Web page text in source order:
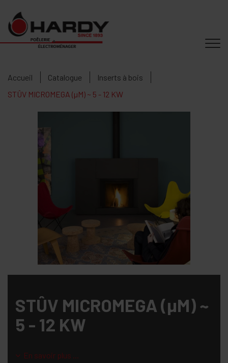
Accueil Catalogue
Inserts à bois
STÛV MICROMEGA (µM) ~ 5 - 12 KW
STÛV MICROMEGA (µM) ~
5 - 12 KW
En savoir plus ...